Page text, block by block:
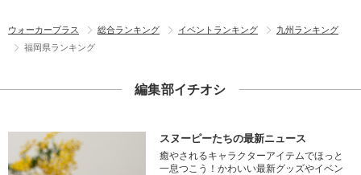
ウォーカープラス 総合ランキング イベントランキング
九州ランキング
福岡県ランキング
編集部イチオシ
スヌーピーたちの最新ニュース
癒やされるキャラクターアイテムでほっと
一息つこう！かわいい最新グッズやイベン